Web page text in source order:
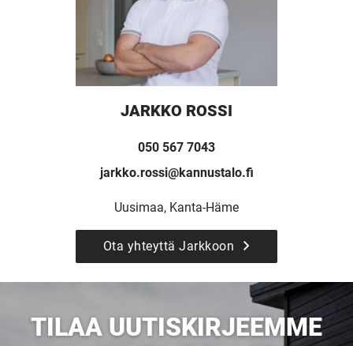
JARKKO ROSSI
050 567 7043
jarkko.rossi@kannustalo.fi
Uusimaa, Kanta-Häme
Ota yhteyttä Jarkkoon
TILAA UUTISKIRJEEMME
UUSI
UNELMISTA